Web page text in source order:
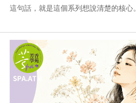
這句話，就是這個系列想說清楚的核心。